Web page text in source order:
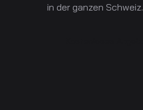
in der ganzen Schweiz.